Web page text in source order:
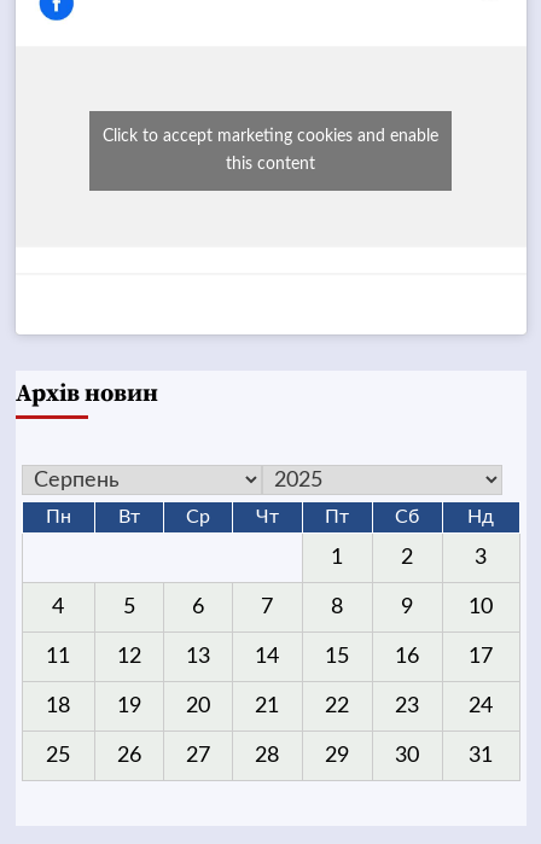
Click to accept marketing cookies and enable
this content
Архів новин
Пн Вт Ср Чт Пт Сб Нд
1 2 3
4 5 6 7 8 9 10
11 12 13 14 15 16 17
18 19 20 21 22 23 24
25 26 27 28 29 30 31